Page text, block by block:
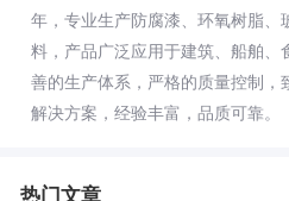
年，专业生产防腐漆、环氧树脂、
料，产品广泛应用于建筑、船舶、
善的生产体系，严格的质量控制，
解决方案，经验丰富，品质可靠。
热门文章